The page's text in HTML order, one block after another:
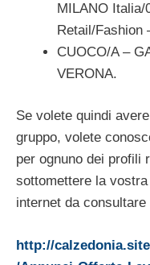
MILANO Italia/
Retail/Fashion
CUOCO/A –
VERONA.
Se volete quindi
gruppo, volete
per ognuno dei profili
sottomettere la
internet da
http://